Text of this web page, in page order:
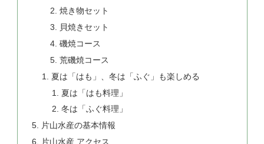
焼き物セット
貝焼きセット
磯焼コース
荒磯焼コース
夏は「はも」、冬は「ふぐ」も楽しめる
夏は「はも料理」
冬は「ふぐ料理」
片山水産の基本情報
片山水産 アクセス